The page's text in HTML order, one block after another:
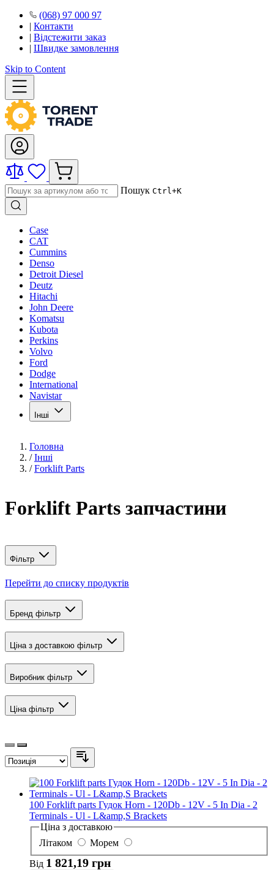
(068) 97 000 97
| Контакти
| Відстежити заказ
| Швидке замовлення
Skip to Content
Пошук Ctrl+K
Case
CAT
Cummins
Denso
Detroit Diesel
Deutz
Hitachi
John Deere
Komatsu
Kubota
Perkins
Volvo
Ford
Dodge
International
Navistar
Інші
Головна
/ Інші
/ Forklift Parts
Forklift Parts запчастини
Фільтр
Перейти до списку продуктів
Бренд фільтр
Ціна з доставкою фільтр
Виробник фільтр
Ціна фільтр
100 Forklift parts Гудок Horn - 120Db - 12V - 5 In Dia - 2
Terminals - Ul - L&amp,S Brackets
Ціна з доставкою
Літаком
Морем
Від 1 821,19 грн